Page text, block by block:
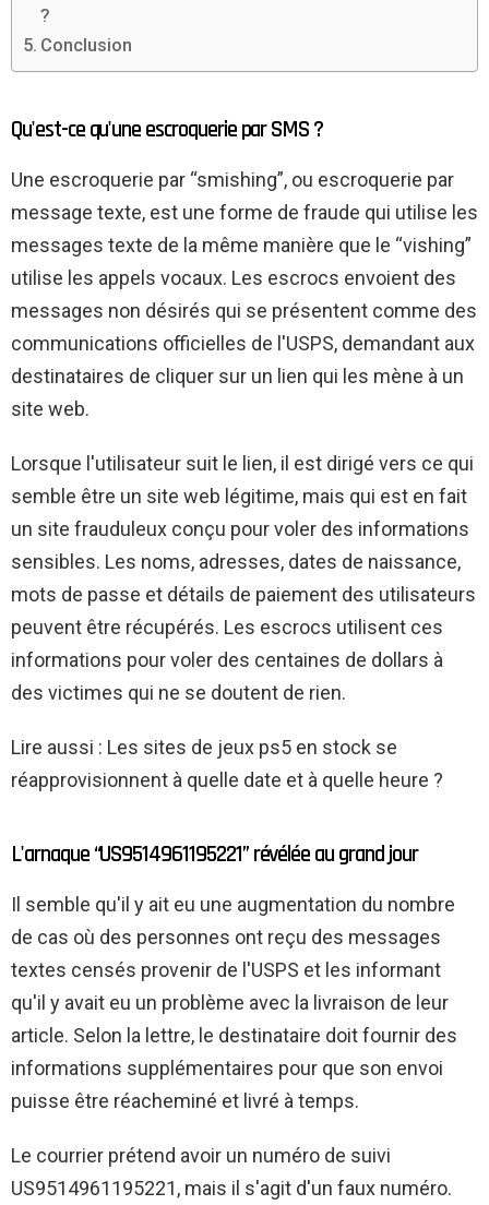
?
Conclusion
Qu'est-ce qu'une escroquerie par SMS ?
Une escroquerie par “smishing”, ou escroquerie par
message texte, est une forme de fraude qui utilise les
messages texte de la même manière que le “vishing”
utilise les appels vocaux. Les escrocs envoient des
messages non désirés qui se présentent comme des
communications officielles de l'USPS, demandant aux
destinataires de cliquer sur un lien qui les mène à un
site web.
Lorsque l'utilisateur suit le lien, il est dirigé vers ce qui
semble être un site web légitime, mais qui est en fait
un site frauduleux conçu pour voler des informations
sensibles. Les noms, adresses, dates de naissance,
mots de passe et détails de paiement des utilisateurs
peuvent être récupérés. Les escrocs utilisent ces
informations pour voler des centaines de dollars à
des victimes qui ne se doutent de rien.
Lire aussi : Les sites de jeux ps5 en stock se
réapprovisionnent à quelle date et à quelle heure ?
L'arnaque “US9514961195221” révélée au grand jour
Il semble qu'il y ait eu une augmentation du nombre
de cas où des personnes ont reçu des messages
textes censés provenir de l'USPS et les informant
qu'il y avait eu un problème avec la livraison de leur
article. Selon la lettre, le destinataire doit fournir des
informations supplémentaires pour que son envoi
puisse être réacheminé et livré à temps.
Le courrier prétend avoir un numéro de suivi
US9514961195221, mais il s'agit d'un faux numéro.